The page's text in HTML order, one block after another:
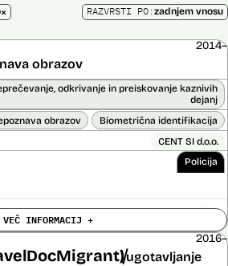
× RAZVRSTI PO:zadnjem vnosu
obrazov
2014–
odkrivanje in preiskovanje kaznivih
dejanj
obrazov Biometrična identifikacija
CENT SI d.o.o.
Policija
39.650,00 EUR z DDV
Ni časovno omejena
pravice
VEČ INFORMACIJ +
ugotavljanje
2016–